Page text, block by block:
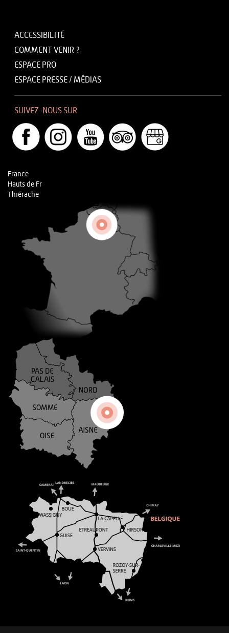
ACCESSIBILITÉ
COMMENT VENIR ?
ESPACE PRO
ESPACE PRESSE / MÉDIAS
SUIVEZ-NOUS SUR
France
Hauts de Fr
Thiérache